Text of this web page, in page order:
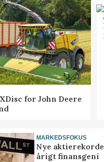
for John Deere
MARKEDSFOKUS
Nye
årigt finansgeni